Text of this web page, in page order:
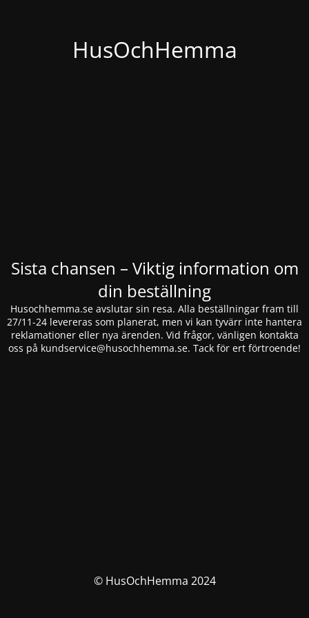
HusOchHemma
Sista chansen – Viktig information om
din beställning
Husochhemma.se avslutar sin resa. Alla beställningar fram till
27/11-24 levereras som planerat, men vi kan tyvärr inte hantera
reklamationer eller nya ärenden. Vid frågor, vänligen kontakta
oss på kundservice@husochhemma.se. Tack för ert förtroende!
© HusOchHemma 2024